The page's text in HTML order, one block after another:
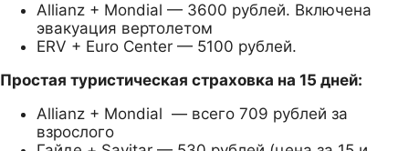
Allianz + Mondial — 3600 рублей. Включена
эвакуация вертолетом
ERV + Euro Center — 5100 рублей.
Простая туристическая страховка на 15 дней:
Allianz + Mondial — всего 709 рублей за
взрослого